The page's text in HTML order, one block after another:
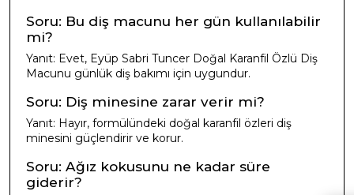
Soru: Bu diş macunu her gün kullanılabilir
mi?
Yanıt: Evet, Eyüp Sabri Tuncer Doğal Karanfil Özlü Diş
Macunu günlük diş bakımı için uygundur.
Soru: Diş minesine zarar verir mi?
Yanıt: Hayır, formülündeki doğal karanfil özleri diş
minesini güçlendirir ve korur.
Soru: Ağız kokusunu ne kadar süre
giderir?